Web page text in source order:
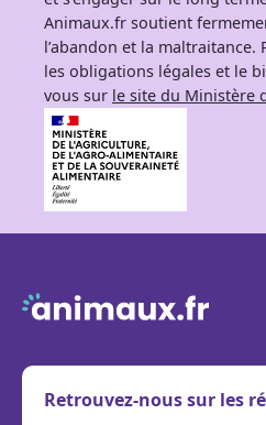
Animaux.fr soutient
l’abandon et la
les obligations légales et le
vous sur le site du Ministère
Retrouvez-nous sur les